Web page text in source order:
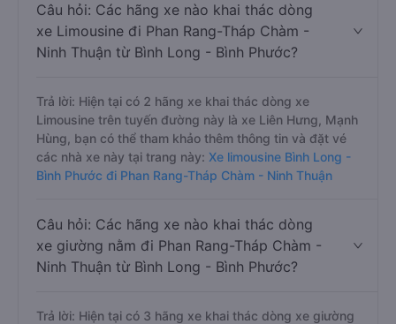
Câu hỏi: Các hãng xe nào khai thác dòng
xe Limousine đi Phan Rang-Tháp Chàm -
Ninh Thuận từ Bình Long - Bình Phước?
Trả lời: Hiện tại có 2 hãng xe khai thác dòng xe
Limousine trên tuyến đường này là xe Liên Hưng, Mạnh
Hùng, bạn có thể tham khảo thêm thông tin và đặt vé
các nhà xe này tại trang này: Xe limousine Bình Long -
Bình Phước đi Phan Rang-Tháp Chàm - Ninh Thuận
Câu hỏi: Các hãng xe nào khai thác dòng
xe giường nằm đi Phan Rang-Tháp Chàm -
Ninh Thuận từ Bình Long - Bình Phước?
Trả lời: Hiện tại có 3 hãng xe khai thác dòng xe giường